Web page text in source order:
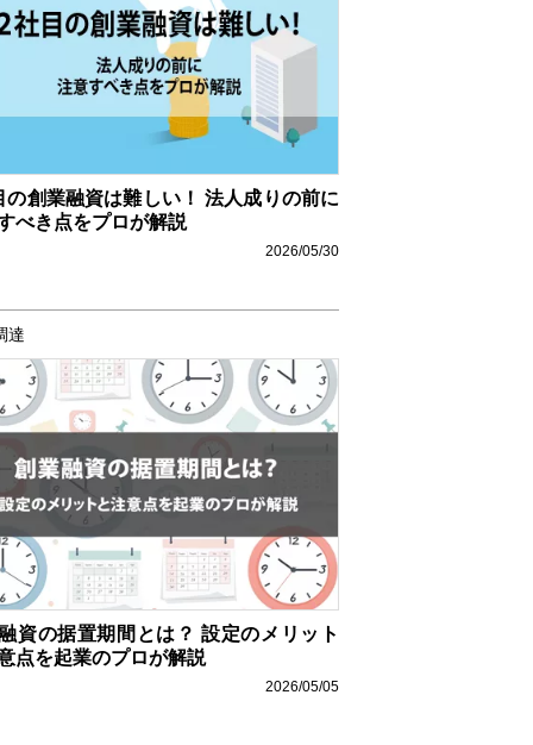
の創業融資は難しい！ 法人成りの前に
べき点をプロが解説
2026/05/30
達
資の据置期間とは？ 設定のメリット
点を起業のプロが解説
2026/05/05